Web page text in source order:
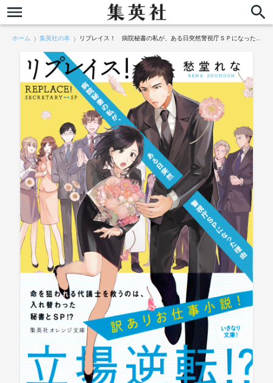
ホーム 集英社の本 リプレイス！ 病院秘書の私が、ある日突然警視庁ＳＰになった理由